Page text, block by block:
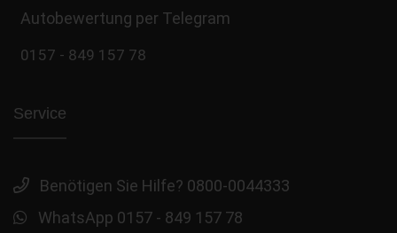
Autobewertung per Telegram
0157 - 849 157 78
Service
Benötigen Sie Hilfe? 0800-0044333
WhatsApp 0157 - 849 157 78